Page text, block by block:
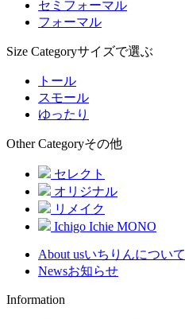
セミフォーマル
フォーマル
Size Categoryサイズで選ぶ
トール
スモール
ゆったり
Other Categoryその他
セレクト
オリジナル
リメイク
Ichigo Ichie MONO
About usいちりんについて
Newsお知らせ
Information